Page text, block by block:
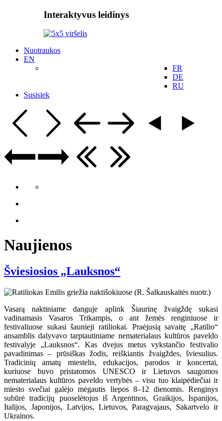
Interaktyvus leidinys
Nuotraukos
EN
FR
DE
RU
Susisiek
Naujienos
Šviesiosios „Lauksnos“
Vasarą naktiniame danguje aplink Šiaurinę žvaigždę sukasi
vadinamasis Vasaros Trikampis, o ant žemės renginiuose ir
festivaliuose sukasi šaunieji ratiliokai. Praėjusią savaitę „Ratilio“
ansamblis dalyvavo tarptautiniame nematerialaus kultūros paveldo
festivalyje „Lauksnos“. Kas dvejus metus vykstančio festivalio
pavadinimas – prūsiškas žodis, reiškiantis žvaigždes, šviesulius.
Tradicinių amatų miestelis, edukacijos, parodos ir koncertai,
kuriuose buvo pristatomos UNESCO ir Lietuvos saugomos
nematerialaus kultūros paveldo vertybės – visu tuo klaipėdiečiai ir
miesto svečiai galėjo mėgautis liepos 8–12 dienomis. Renginys
subūrė tradicijų puoselėtojus iš Argentinos, Graikijos, Ispanijos,
Italijos, Japonijos, Latvijos, Lietuvos, Paragvajaus, Sakartvelo ir
Ukrainos.